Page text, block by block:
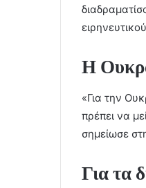
Η
«Για την
πρέπει να
σημείωσε
Για τα